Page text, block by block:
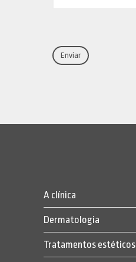
A clínica
Dermatologia
Tratamentos estéticos